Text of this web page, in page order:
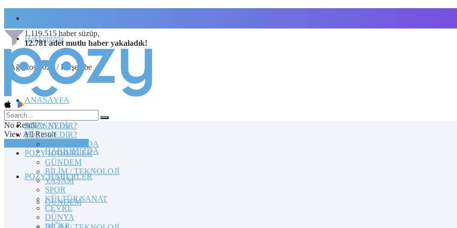
Hakkımızda
6 Ağustos 2026 / Perşembe
1.119.515 haber süzüp,
12.781 adet mutlu haber yakaladık!
No Result
View All Result
TOPLULUĞA KATILIN
ANASAYFA
POZY NEDİR?
HAKKIMIZDA
POZY HABERLER
GÜNDEM
ANASAYFA
POZY NEDİR?
HAKKIMIZDA
POZY HABERLER
GÜNDEM
BİLİM / TEKNOLOJİ
YAŞAM
SPOR
KÜLTÜR/SANAT
ÇEVRE
DÜNYA
DİĞER